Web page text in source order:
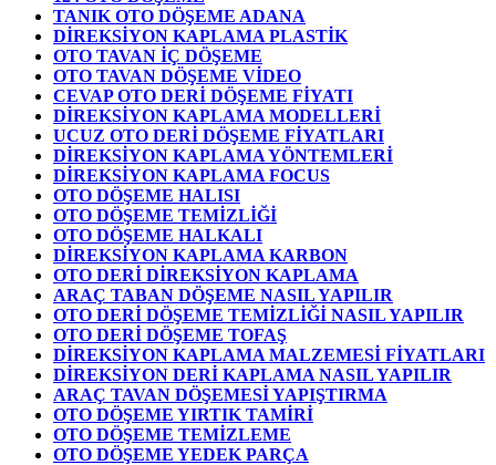
TANIK OTO DÖŞEME ADANA
DİREKSİYON KAPLAMA PLASTİK
OTO TAVAN İÇ DÖŞEME
OTO TAVAN DÖŞEME VİDEO
CEVAP OTO DERİ DÖŞEME FİYATI
DİREKSİYON KAPLAMA MODELLERİ
UCUZ OTO DERİ DÖŞEME FİYATLARI
DİREKSİYON KAPLAMA YÖNTEMLERİ
DİREKSİYON KAPLAMA FOCUS
OTO DÖŞEME HALISI
OTO DÖŞEME TEMİZLİĞİ
OTO DÖŞEME HALKALI
DİREKSİYON KAPLAMA KARBON
OTO DERİ DİREKSİYON KAPLAMA
ARAÇ TABAN DÖŞEME NASIL YAPILIR
OTO DERİ DÖŞEME TEMİZLİĞİ NASIL YAPILIR
OTO DERİ DÖŞEME TOFAŞ
DİREKSİYON KAPLAMA MALZEMESİ FİYATLARI
DİREKSİYON DERİ KAPLAMA NASIL YAPILIR
ARAÇ TAVAN DÖŞEMESİ YAPIŞTIRMA
OTO DÖŞEME YIRTIK TAMİRİ
OTO DÖŞEME TEMİZLEME
OTO DÖŞEME YEDEK PARÇA